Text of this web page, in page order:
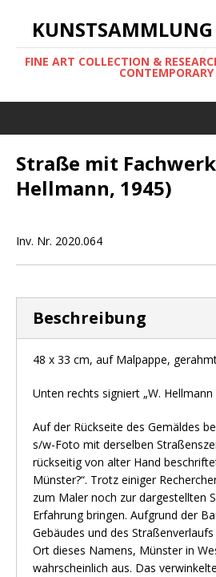
KUNSTSAMMLUNG
FINE ART COLLECTION &
Straße mit
Hellmann, 1945)
Inv. Nr. 2020.064
Beschreibung
48 x 33 cm, auf Malpappe,
Unten rechts signiert „W. Hellmann
Auf der Rückseite des Gemäldes
s/w-Foto mit derselben
rückseitig von alter Hand
Münster?“. Trotz einiger
zum Maler noch zur dargestellten
Erfahrung bringen. Aufgrund der
Gebäudes und des
Ort dieses Namens, Münster in
wahrscheinlich aus. Das